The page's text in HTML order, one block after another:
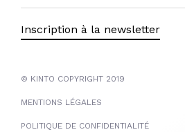
Inscription à la newsletter
© KINTO COPYRIGHT 2019
MENTIONS LÉGALES
POLITIQUE DE CONFIDENTIALITÉ